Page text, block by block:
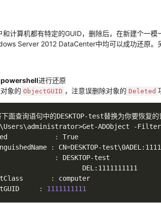
和计算机都有特定的GUID，删除后，在新建个一
Server 2012 DataCenter中均可以成功还原。
powershell进行还原
象的 ObjectGUID ，注意误删除对象的 Deleted
面查询语句中的DESKTOP-test替换为你要恢复的
\Users\administrator>Get-ADObject -Filter
:
True
: CN=DESKTOP-test\
:
DESKTOP-test
DEL:1111111111
:
computer
: 1111111111